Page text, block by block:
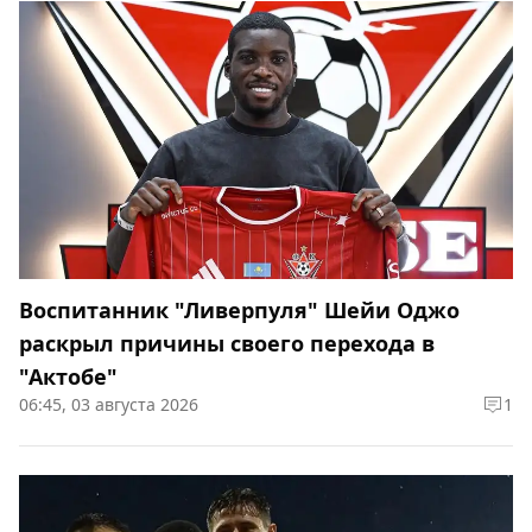
Воспитанник "Ливерпуля" Шейи Оджо
раскрыл причины своего перехода в
"Актобе"
06:45, 03 августа 2026 1